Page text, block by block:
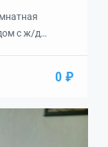
с ж/д
Третий
прямо улице
0 ₽